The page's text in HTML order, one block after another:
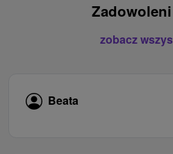
zobacz
Beata